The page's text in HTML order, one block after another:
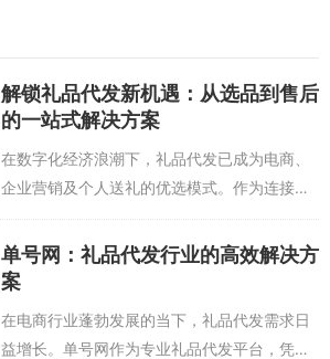
解锁礼品代发新机遇：从选品到售后
的一站式解决方案
在数字化经济浪潮下，礼品代发已成为电商、
企业营销及个人送礼的优选模式。作为连接供
应商与消费者的重要纽带，专业礼品代发平台
凭借供应链整合能力与物流资源优势，为客户
省去仓储、分拣、配送等繁琐环节，实现“一...
单号网：礼品代发行业的高效解决方
案
在电商行业蓬勃发展的当下，礼品代发需求日
益增长。单号网作为专业礼品代发平台，凭借